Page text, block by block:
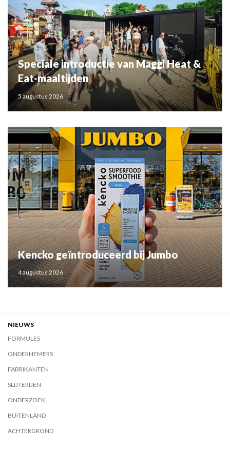
Speciale introductie van Maggi Heat &
Eat-maaltijden
5 augustus 2026
Kencko geïntroduceerd bij Jumbo
4 augustus 2026
NIEUWS
FORMULES
ONDERNEMERS
FABRIKANTEN
SLIJTERIJEN
ONDERZOEK
BUITENLAND
ACHTERGROND